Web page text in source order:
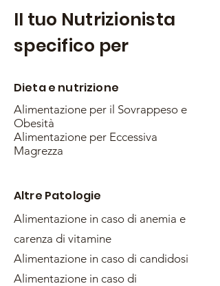
Il tuo Nutrizionista
specifico per
Dieta e nutrizione
Alimentazione per il Sovrappeso e
Obesità
Alimentazione per Eccessiva
Magrezza
Altre Patologie
Alimentazione in caso di anemia e
carenza di vitamine
Alimentazione in caso di candidosi
Alimentazione in caso di